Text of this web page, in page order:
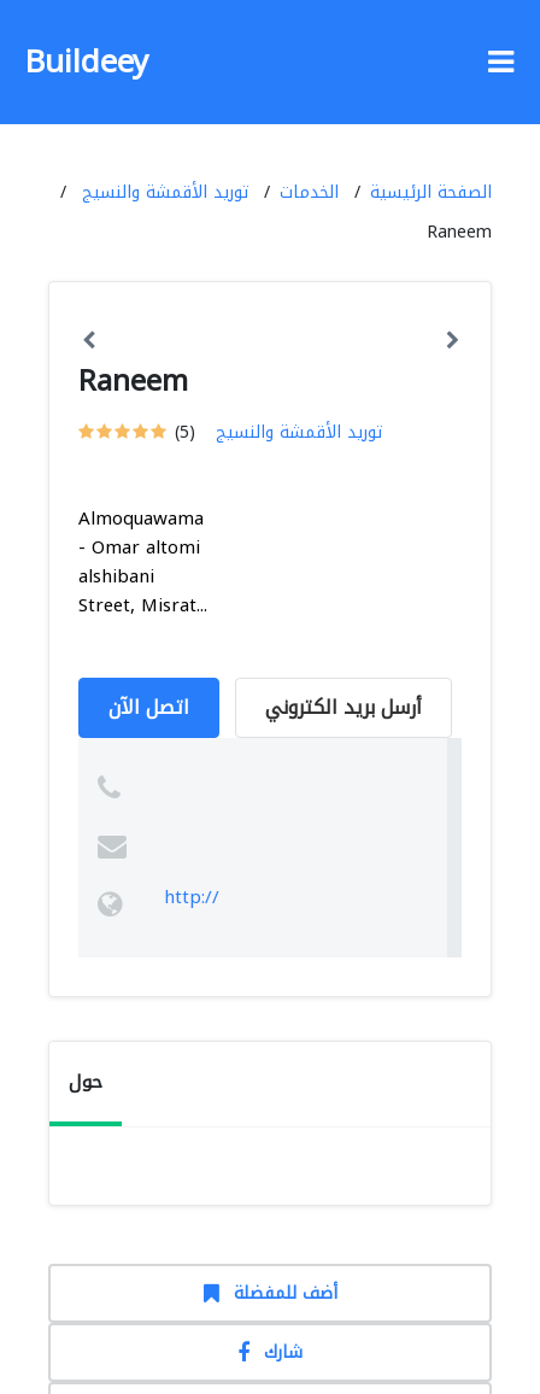
Buildeey
الصفحة الرئيسية الخدمات
توريد الأقمشة والنسيج
Raneem
Raneem
(5) توريد الأقمشة والنسيج
Almoquawama
- Omar altomi
alshibani
Street, Misrat...
اتصل الآن أرسل بريد الكتروني
http://
حول
أضف للمفضلة
شارك